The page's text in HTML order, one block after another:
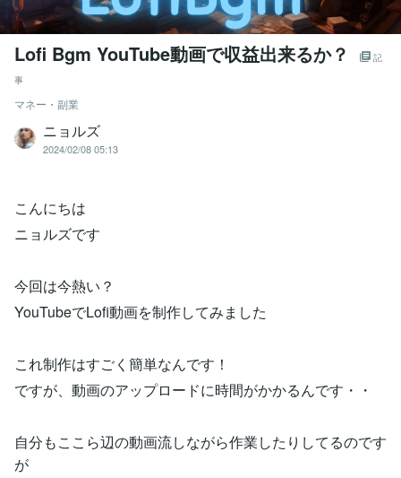
Lofi Bgm YouTube動画で収益出来るか？
記
事
マネー・副業
ニョルズ
2024/02/08 05:13
こんにちは
ニョルズです
今回は今熱い？
YouTubeでLofi動画を制作してみました
これ制作はすごく簡単なんです！
ですが、動画のアップロードに時間がかかるんです・・
自分もここら辺の動画流しながら作業したりしてるのです
が